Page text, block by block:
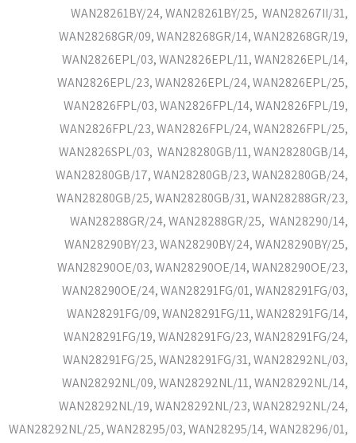
WAN28261BY/24, WAN28261BY/25, WAN28267II/31,
WAN28268GR/09, WAN28268GR/14, WAN28268GR/19,
WAN2826EPL/03, WAN2826EPL/11, WAN2826EPL/14,
WAN2826EPL/23, WAN2826EPL/24, WAN2826EPL/25,
WAN2826FPL/03, WAN2826FPL/14, WAN2826FPL/19,
WAN2826FPL/23, WAN2826FPL/24, WAN2826FPL/25,
WAN2826SPL/03, WAN28280GB/11, WAN28280GB/14,
WAN28280GB/17, WAN28280GB/23, WAN28280GB/24,
WAN28280GB/25, WAN28280GB/31, WAN28288GR/23,
WAN28288GR/24, WAN28288GR/25, WAN28290/14,
WAN28290BY/23, WAN28290BY/24, WAN28290BY/25,
WAN28290OE/03, WAN28290OE/14, WAN28290OE/23,
WAN28290OE/24, WAN28291FG/01, WAN28291FG/03,
WAN28291FG/09, WAN28291FG/11, WAN28291FG/14,
WAN28291FG/19, WAN28291FG/23, WAN28291FG/24,
WAN28291FG/25, WAN28291FG/31, WAN28292NL/03,
WAN28292NL/09, WAN28292NL/11, WAN28292NL/14,
WAN28292NL/19, WAN28292NL/23, WAN28292NL/24,
WAN28292NL/25, WAN28295/03, WAN28295/14, WAN28296/01,